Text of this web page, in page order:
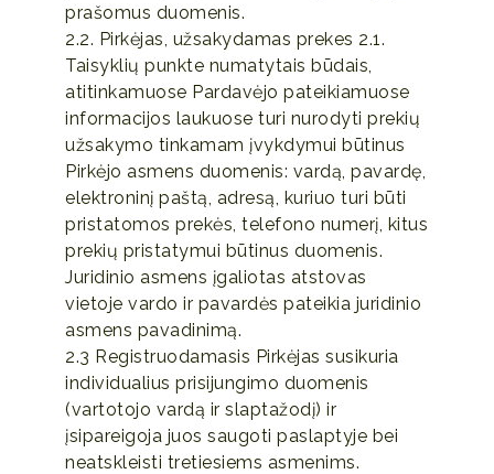
prašomus duomenis.
2.2. Pirkėjas, užsakydamas prekes 2.1.
Taisyklių punkte numatytais būdais,
atitinkamuose Pardavėjo pateikiamuose
informacijos laukuose turi nurodyti prekių
užsakymo tinkamam įvykdymui būtinus
Pirkėjo asmens duomenis: vardą, pavardę,
elektroninį paštą, adresą, kuriuo turi būti
pristatomos prekės, telefono numerį, kitus
prekių pristatymui būtinus duomenis.
Juridinio asmens įgaliotas atstovas
vietoje vardo ir pavardės pateikia juridinio
asmens pavadinimą.
2.3 Registruodamasis Pirkėjas susikuria
individualius prisijungimo duomenis
(vartotojo vardą ir slaptažodį) ir
įsipareigoja juos saugoti paslaptyje bei
neatskleisti tretiesiems asmenims.